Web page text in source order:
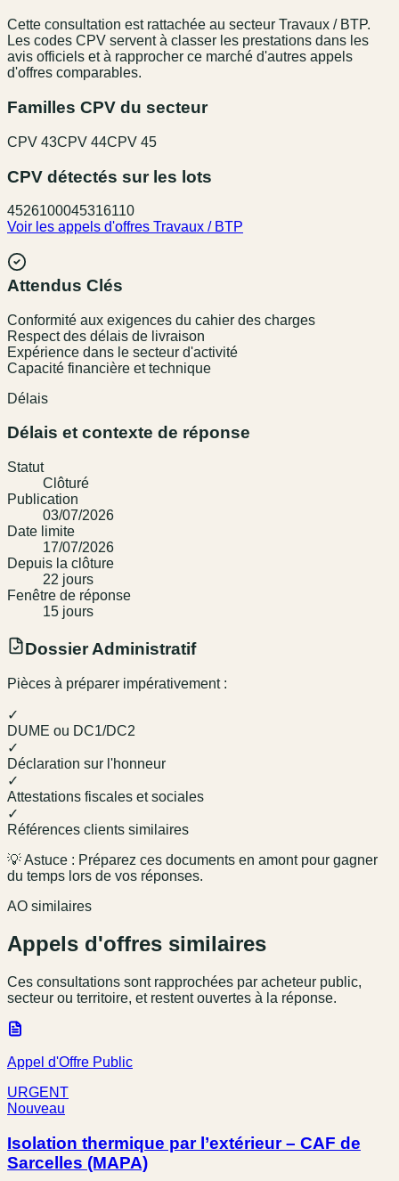
Cette consultation est rattachée au secteur Travaux / BTP.
Les codes CPV servent à classer les prestations dans les
avis officiels et à rapprocher ce marché d'autres appels
d'offres comparables.
Familles CPV du secteur
CPV 43CPV 44CPV 45
CPV détectés sur les lots
4526100045316110
Voir les appels d'offres Travaux / BTP
Attendus Clés
Conformité aux exigences du cahier des charges
Respect des délais de livraison
Expérience dans le secteur d'activité
Capacité financière et technique
Délais
Délais et contexte de réponse
Statut
Clôturé
Publication
03/07/2026
Date limite
17/07/2026
Depuis la clôture
22 jours
Fenêtre de réponse
15 jours
Dossier Administratif
Pièces à préparer impérativement :
✓
DUME ou DC1/DC2
✓
Déclaration sur l'honneur
✓
Attestations fiscales et sociales
✓
Références clients similaires
💡 Astuce : Préparez ces documents en amont pour gagner
du temps lors de vos réponses.
AO similaires
Appels d'offres similaires
Ces consultations sont rapprochées par acheteur public,
secteur ou territoire, et restent ouvertes à la réponse.
Appel d'Offre Public
URGENT
Nouveau
Isolation thermique par l’extérieur – CAF de
Sarcelles (MAPA)